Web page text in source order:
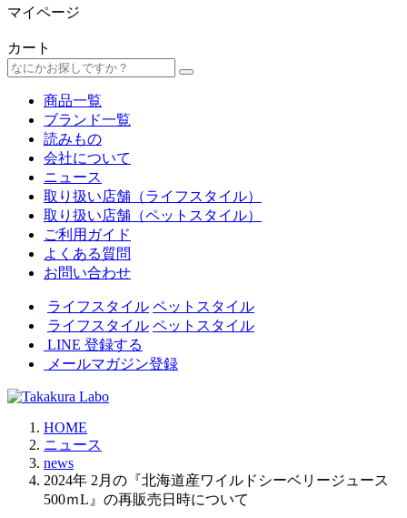
マイページ
カート
商品一覧
ブランド一覧
読みもの
会社について
ニュース
取り扱い店舗（ライフスタイル）
取り扱い店舗（ペットスタイル）
ご利用ガイド
よくある質問
お問い合わせ
ライフスタイル ペットスタイル
ライフスタイル ペットスタイル
LINE 登録する
メールマガジン登録
HOME
ニュース
news
2024年 2月の『北海道産ワイルドシーベリージュース
500ｍL』の再販売日時について